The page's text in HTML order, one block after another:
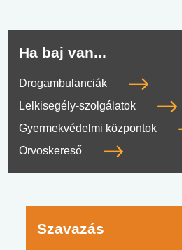
Ha baj van...
Drogambulanciák
Lelkisegély-szolgálatok
Gyermekvédelmi központok
Orvoskereső
Szavazás